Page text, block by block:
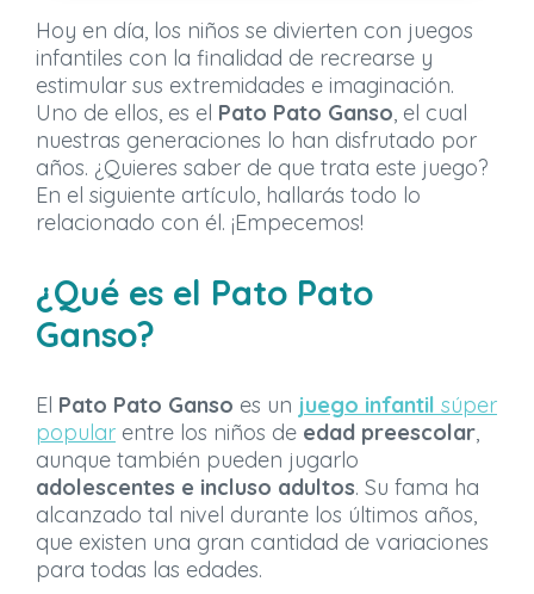
Hoy en día, los niños se divierten con juegos
infantiles con la finalidad de recrearse y
estimular sus extremidades e imaginación.
Uno de ellos, es el Pato Pato Ganso, el cual
nuestras generaciones lo han disfrutado por
años. ¿Quieres saber de que trata este juego?
En el siguiente artículo, hallarás todo lo
relacionado con él. ¡Empecemos!
¿Qué es el Pato Pato
Ganso?
El Pato Pato Ganso es un juego infantil súper
popular entre los niños de edad preescolar,
aunque también pueden jugarlo
adolescentes e incluso adultos. Su fama ha
alcanzado tal nivel durante los últimos años,
que existen una gran cantidad de variaciones
para todas las edades.